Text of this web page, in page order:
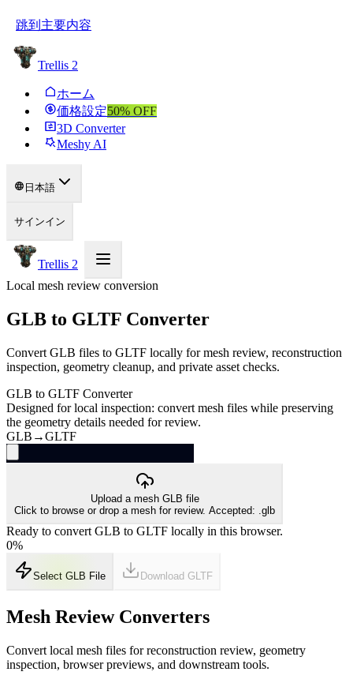
跳到主要内容
Trellis 2
ホーム
価格設定50% OFF
3D Converter
Meshy AI
日本語
サインイン
Trellis 2
Local mesh review conversion
GLB to GLTF Converter
Convert GLB files to GLTF locally for mesh review, reconstruction
inspection, geometry cleanup, and private asset checks.
GLB to GLTF Converter
Designed for local inspection: convert mesh files while preserving
the geometry details needed for review.
GLB →GLTF
Upload a mesh GLB file
Click to browse or drop a mesh for review. Accepted: .glb
Ready to convert GLB to GLTF locally in this browser.
0%
Select GLB File Download GLTF
Mesh Review Converters
Convert local mesh files for reconstruction review, geometry
inspection, browser previews, and downstream tools.